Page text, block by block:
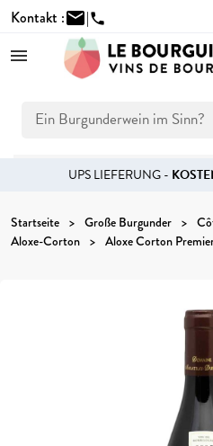
Kontakt :mail|phone
UPS LIEFERUNG -
Startseite Große Burgunder
Aloxe-Corton
Aloxe Corton